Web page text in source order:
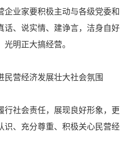
企业家要积极主动与各级党委和
话、说实情、建诤言，洁身自好
明正大搞经营。
民营经济发展壮大社会氛围
行社会责任，展现良好形象，更
识、充分尊重、积极关心民营经